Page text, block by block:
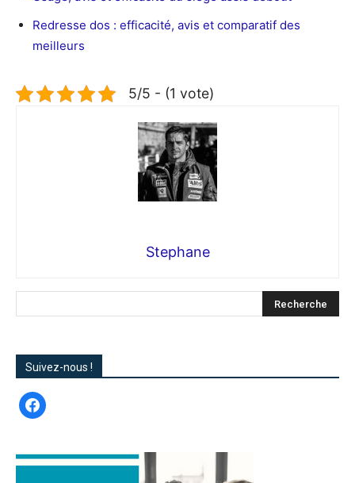
Redresse dos : efficacité, avis et comparatif des
meilleurs
5/5 - (1 vote)
Stephane
Suivez-nous !
facebook